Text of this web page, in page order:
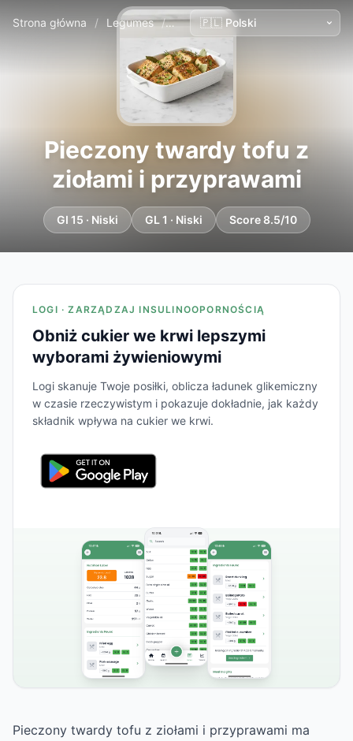
Strona główna / Legumes / Pieczony twardy tofu z ziołami i
Pieczony twardy tofu z
ziołami i przyprawami
GI 15 · Niski GL 1 · Niski Score 8.5/10
LOGI · ZARZĄDZAJ INSULINOOPORNOŚCIĄ
Obniż cukier we krwi lepszymi
wyborami żywieniowymi
Logi skanuje Twoje posiłki, oblicza ładunek glikemiczny
w czasie rzeczywistym i pokazuje dokładnie, jak każdy
składnik wpływa na cukier we krwi.
Pieczony twardy tofu z ziołami i przyprawami ma